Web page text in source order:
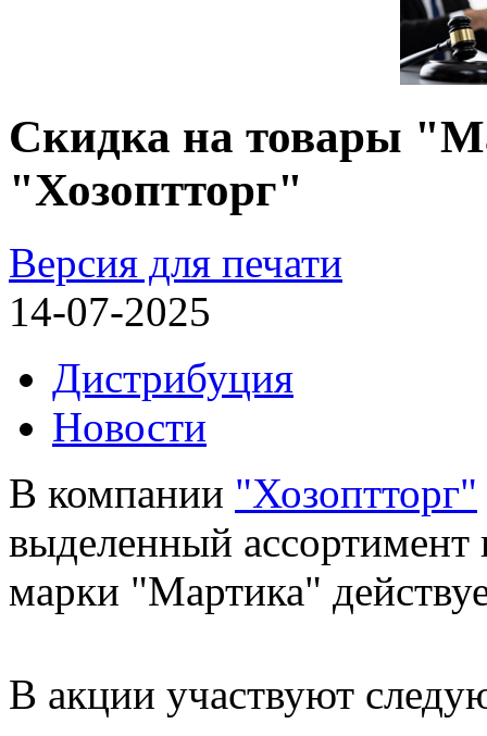
Скидка на товары
"Хозоптторг"
Версия для печати
14-07-2025
Дистрибуция
Новости
В компании "Хозоптторг"
выделенный ассортимент
марки "Мартика"
В акции участвуют